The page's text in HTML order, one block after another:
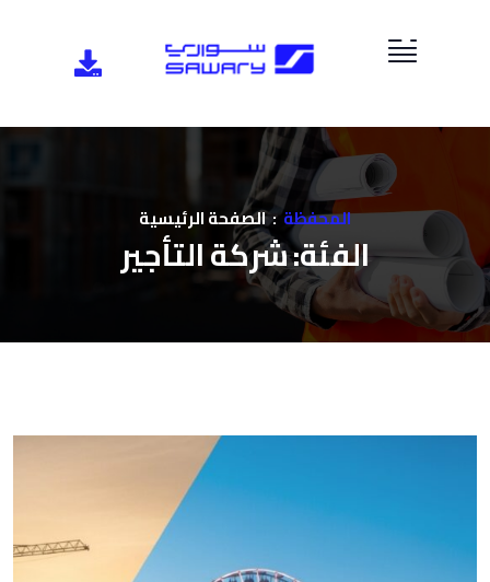
الصفحة الرئيسية المحفظة
الفئة:شركة التأجير